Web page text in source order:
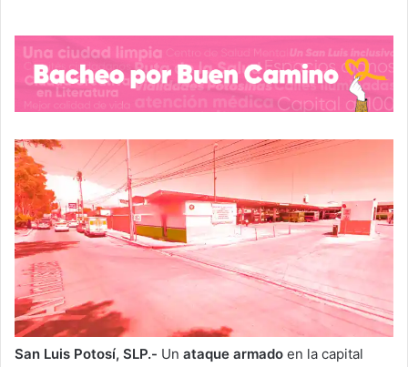
San Luis Potosí, SLP.- Un ataque armado en la capital